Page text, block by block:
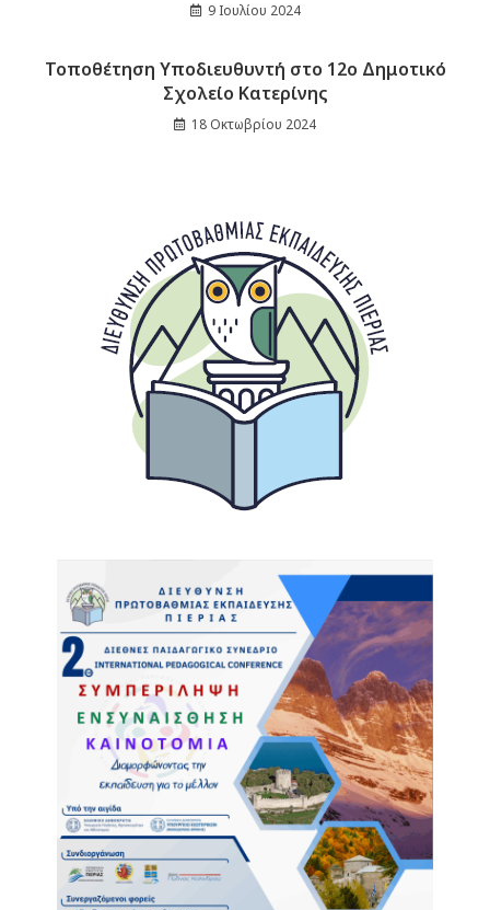
9 Ιουλίου 2024
Τοποθέτηση Υποδιευθυντή στο 12ο Δημοτικό
Σχολείο Κατερίνης
18 Οκτωβρίου 2024